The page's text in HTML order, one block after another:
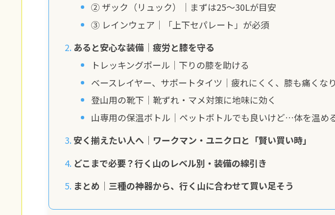
② ザック（リュック）｜まずは25〜30Lが目安
③ レインウェア｜「上下セパレート」が必須
あると安心な装備｜疲労と膝を守る
トレッキングポール｜下りの膝を助ける
ベースレイヤー、サポートタイツ｜疲れにくく、膝も痛くな
登山用の靴下｜靴ずれ・マメ対策に地味に効く
山専用の保温ボトル｜ペットボトルでも良いけど…体を温め
安く揃えたい人へ｜ワークマン・ユニクロと「賢い買い時」
どこまで必要？行く山のレベル別・装備の線引き
まとめ｜三種の神器から、行く山に合わせて買い足そう